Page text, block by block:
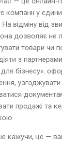
компанії у
На відміну від
дозволяє не
товари чи
з
для бізнесу»:
узгоджувати
продажі та
кажучи, це —